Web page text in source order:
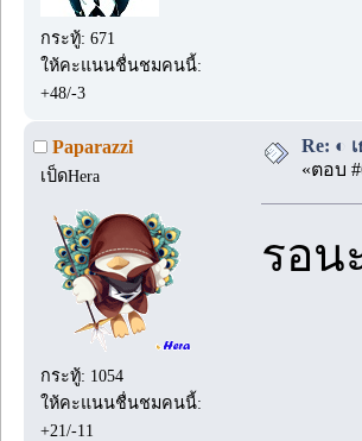
กระทู้: 671
ให้คะแนนชื่นชมคนนี้:
+48/-3
Paparazzi
เป็ดHera
กระทู้: 1054
ให้คะแนนชื่นชมคนนี้:
+21/-11
Re: ◐
«ตอบ
รอน